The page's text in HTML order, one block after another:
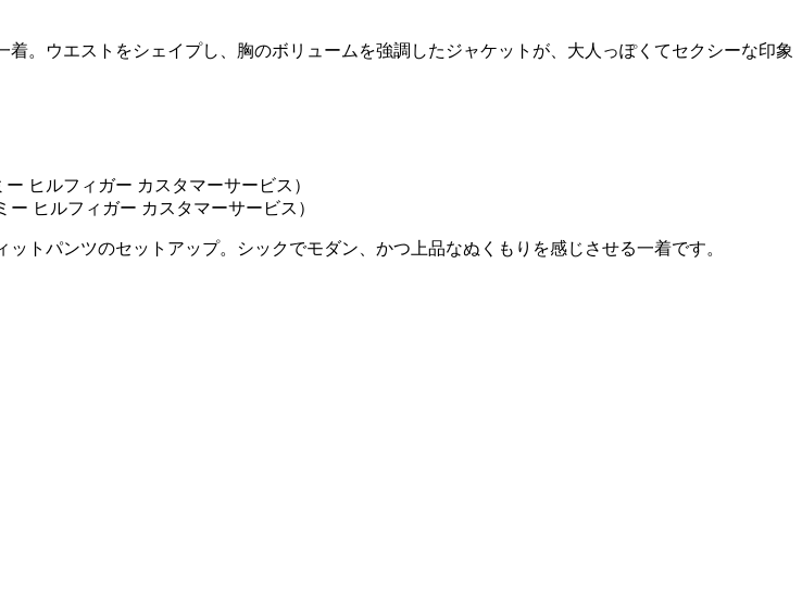
。ウエストをシェイプし、胸のボリュームを強調したジャケットが、大人っぽくてセクシーな印象
ヒルフィガー カスタマーサービス）
トパンツのセットアップ。シックでモダン、かつ上品なぬくもりを感じさせる一着です。